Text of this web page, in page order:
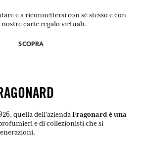
e a riconnettersi con sé stesso e con
carte regalo virtuali.
SCOPRA
quella dell'aziendaFragonard è una
e di collezionisti che si